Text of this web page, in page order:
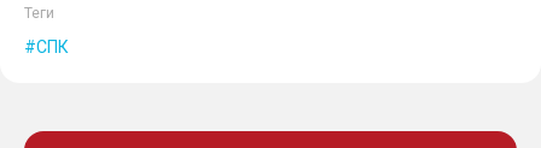
Теги
СПК